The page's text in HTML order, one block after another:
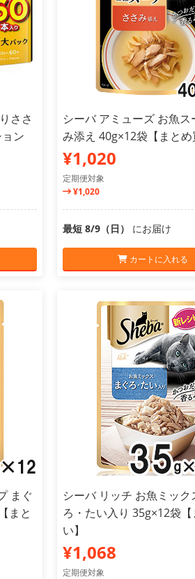
ささ
ン
シーバ アミューズ お魚ス
み添え 40g×12袋【まとめ
¥1,020
定期便対象
¥1,020
最短 8/9（日） にお届け
カートに入れる
まぐ
まと
シーバ リッチ お魚ミック
ろ・たい入り 35g×12袋
い】
¥1,068
定期便対象